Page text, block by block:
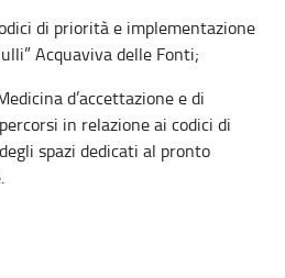
di priorità e implementazione
Acquaviva delle Fonti;
d’accettazione e di
in relazione ai codici di
spazi dedicati al pronto